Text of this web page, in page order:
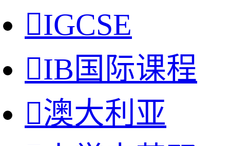
IGCSE
IB国际课程
澳大利亚